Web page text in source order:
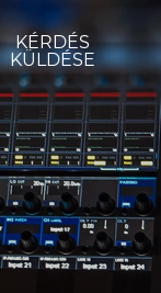
KÉRDÉS
KÜLDÉSE